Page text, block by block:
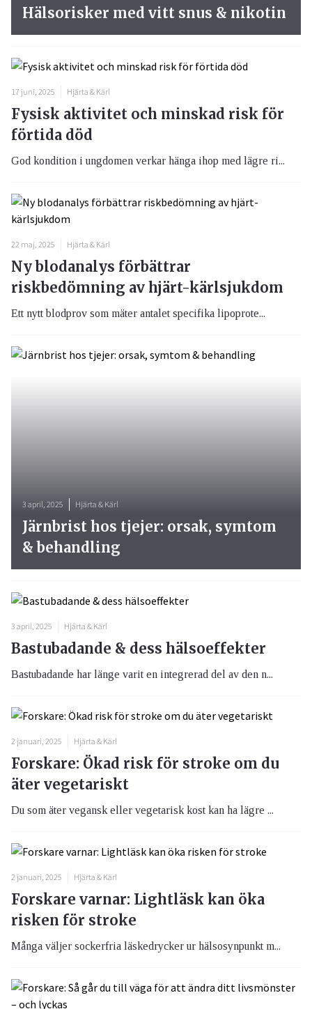
17 juni, 2025 Hjärta & Kärl
Fysisk aktivitet och minskad risk för
förtida död
God kondition i ungdomen verkar hänga ihop med lägre ri...
22 maj, 2025 Hjärta & Kärl
Ny blodanalys förbättrar
riskbedömning av hjärt-kärlsjukdom
Ett nytt blodprov som mäter antalet specifika lipoprote...
Hälsorisker med vitt snus & nikotin
3 april, 2025 Hjärta & Kärl
Järnbrist hos tjejer: orsak, symtom
& behandling
3 april, 2025 Hjärta & Kärl
Bastubadande & dess hälsoeffekter
Bastubadande har länge varit en integrerad del av den n...
2 januari, 2025 Hjärta & Kärl
Forskare: Ökad risk för stroke om du
äter vegetariskt
Du som äter vegansk eller vegetarisk kost kan ha lägre ...
2 januari, 2025 Hjärta & Kärl
Forskare varnar: Lightläsk kan öka
risken för stroke
Många väljer sockerfria läskedrycker ur hälsosynpunkt m...